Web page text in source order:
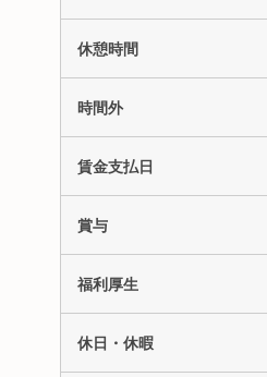
休憩時間
時間外
賃金支払日
賞与
福利厚生
休日・休暇